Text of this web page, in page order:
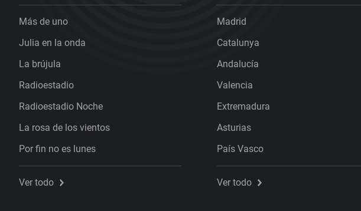
Más de uno
Julia en la onda
La brújula
Radioestadio
Radioestadio Noche
La rosa de los vientos
Por fin no es lunes
Ver todo
Madrid
Catalunya
Andalucía
Valencia
Extremadura
Asturias
País Vasco
Ver todo